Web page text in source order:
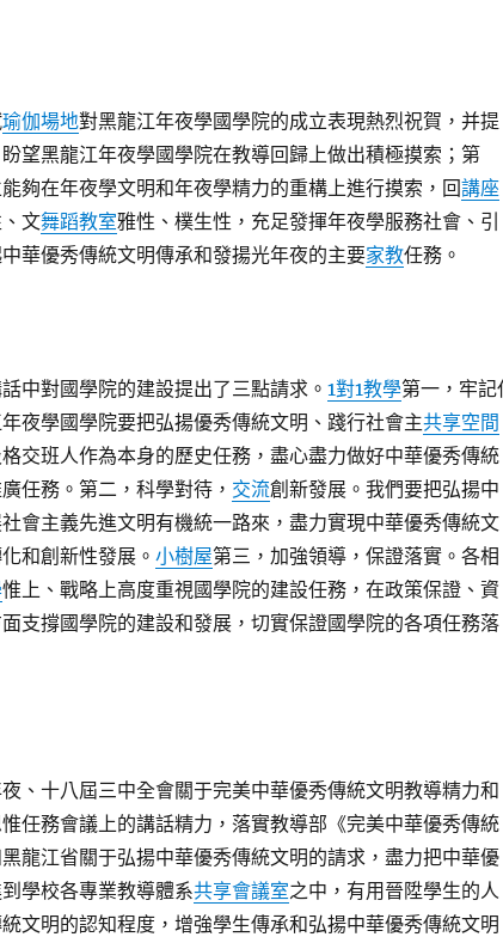
瑜伽場地對黑龍江年夜學國學院的成立表現熱烈祝賀，并提
望黑龍江年夜學國學院在教導回歸上做出積極摸索；第
夠在年夜學文明和年夜學精力的重構上進行摸索，回講座
文舞蹈教室雅性、樸生性，充足發揮年夜學服務社會、引
華優秀傳統文明傳承和發揚光年夜的主要家教任務。
中對國學院的建設提出了三點請求。 1對1教學第一，牢記
夜學國學院要把弘揚優秀傳統文明、踐行社會主共享空間
交班人作為本身的歷史任務，盡心盡力做好中華優秀傳統
任務。第二，科學對待， 交流創新發展。我們要把弘揚中
會主義先進文明有機統一路來，盡力實現中華優秀傳統文
和創新性發展。 小樹屋第三，加強領導，保證落實。各相
惟上、戰略上高度重視國學院的建設任務，在政策保證、資
支撐國學院的建設和發展，切實保證國學院的各項任務落
、十八屆三中全會關于完美中華優秀傳統文明教導精力和
任務會議上的講話精力，落實教導部《完美中華優秀傳統
龍江省關于弘揚中華優秀傳統文明的請求，盡力把中華優
學校各專業教導體系共享會議室之中，有用晉陞學生的人
文明的認知程度，增強學生傳承和弘揚中華優秀傳統文明